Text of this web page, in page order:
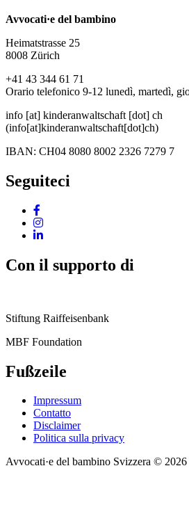
Avvocati·e del bambino
Heimatstrasse 25
8008 Zürich
+41 43 344 61 71
Orario telefonico 9-12 lunedì, martedì,
info [at] kinderanwaltschaft [dot] ch
(info[at]kinderanwaltschaft[dot]ch)
IBAN: CH04 8080 8002 2326 7279 7
Seguiteci
Con il supporto di
Stiftung Raiffeisenbank
MBF Foundation
Fußzeile
Impressum
Contatto
Disclaimer
Politica sulla privacy
Avvocati·e del bambino Svizzera © 2026